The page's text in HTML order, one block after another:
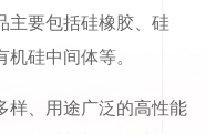
主要包括硅橡胶、硅
硅中间体等。
样、用途广泛的高性能